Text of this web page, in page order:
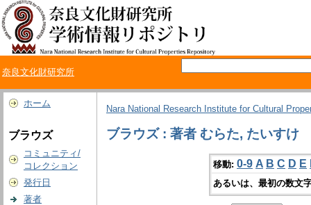
奈良文化財研究所
ホーム
ブラウズ
コミュニティ/
コレクション
発行日
著者
Nara National Research Institute for Cultural
ブラウズ : 著者 むらた, たいすけ
移動: 0-9 A B C D E
あるいは、最初の数文